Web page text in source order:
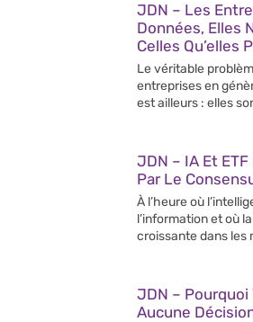
JDN – Les
Données, Elles
Celles Qu’elles
Le véritable
entreprises en
est ailleurs : elles
JDN – IA Et
Par Le
À l’heure où
l’information et où
croissante dans les
JDN –
Aucune